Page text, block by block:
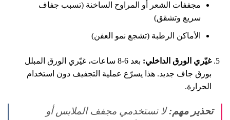
مجففات الشعر أو المراوح الساخنة (تسبب جفاف
سريع وتشقق)
الأماكن الرطبة (تشجع نمو العفن)
غيّري الورق الداخلي:
بعد 6-8 ساعات، غيّري الورق المبلل
بورق جاف جديد. هذا يسرّع عملية التجفيف دون استخدام
الحرارة.
تحذير مهم:لا تستخدمي مجفف الملابس أو